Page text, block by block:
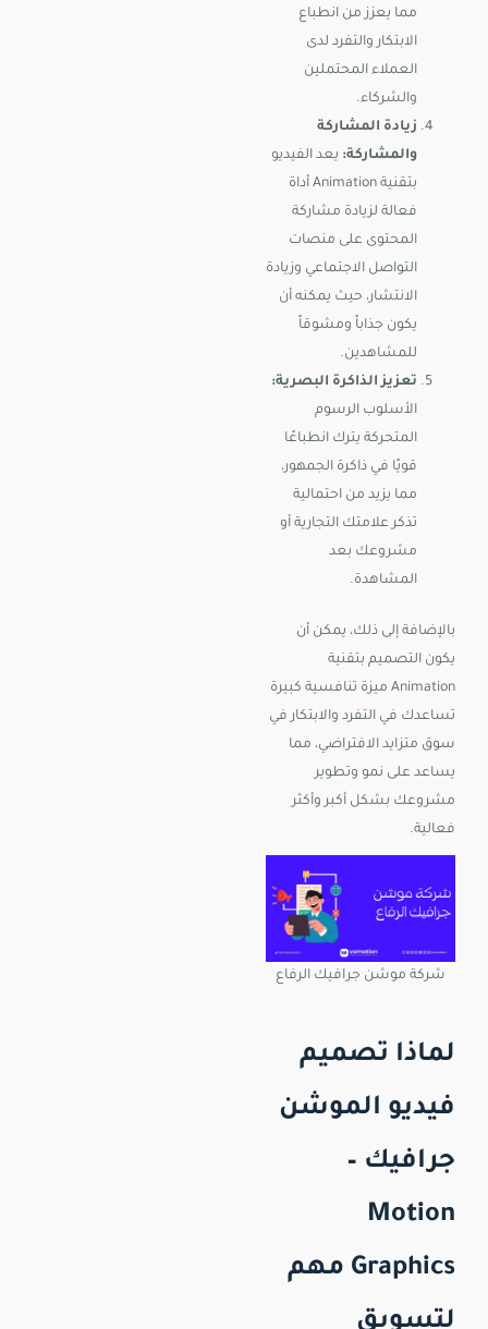
مما يعزز من انطباع
الابتكار والتفرد لدى
العملاء المحتملين
والشركاء.
زيادة المشاركة
والمشاركة: يعد الفيديو
بتقنية Animation أداة
فعالة لزيادة مشاركة
المحتوى على منصات
التواصل الاجتماعي وزيادة
الانتشار، حيث يمكنه أن
يكون جذاباً ومشوقاً
للمشاهدين.
تعزيز الذاكرة البصرية:
الأسلوب الرسوم
المتحركة يترك انطباعًا
قويًا في ذاكرة الجمهور،
مما يزيد من احتمالية
تذكر علامتك التجارية أو
مشروعك بعد
المشاهدة.
بالإضافة إلى ذلك، يمكن أن
يكون التصميم بتقنية
Animation ميزة تنافسية كبيرة
تساعدك في التفرد والابتكار في
سوق متزايد الافتراضي، مما
يساعد على نمو وتطوير
مشروعك بشكل أكبر وأكثر
فعالية.
شركة موشن جرافيك الرفاع
لماذا تصميم
فيديو الموشن
جرافيك –
Motion
Graphics مهم
لتسويق